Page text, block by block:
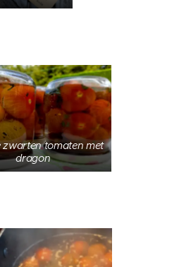
zwarten tomaten met
dragon